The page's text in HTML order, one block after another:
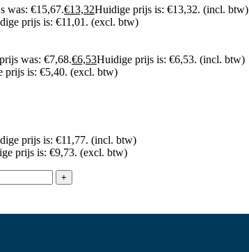
was: €15,67.€13,32Huidige prijs is: €13,32. (incl. btw)
prijs is: €11,01. (excl. btw)
was: €7,68.€6,53Huidige prijs is: €6,53. (incl. btw)
prijs is: €5,40. (excl. btw)
prijs is: €11,77. (incl. btw)
prijs is: €9,73. (excl. btw)